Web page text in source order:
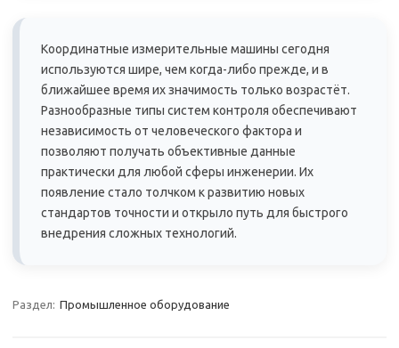
Координатные измерительные машины сегодня
используются шире, чем когда-либо прежде, и в
ближайшее время их значимость только возрастёт.
Разнообразные типы систем контроля обеспечивают
независимость от человеческого фактора и
позволяют получать объективные данные
практически для любой сферы инженерии. Их
появление стало толчком к развитию новых
стандартов точности и открыло путь для быстрого
внедрения сложных технологий.
Раздел: Промышленное оборудование